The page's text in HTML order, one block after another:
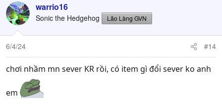
c
t
i
o
n
warrio16
Sonic the Hedgehog Lão Làng GVN
6/4/24 #14
chơi nhầm mn sever KR rồi, có item gì đổi sever ko anh
em